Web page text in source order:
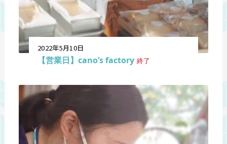
2022年5月10日
【営業日】cano’s factory 終了